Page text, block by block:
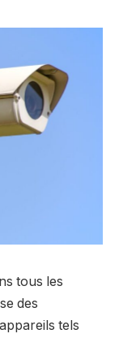
tous les
des
tels